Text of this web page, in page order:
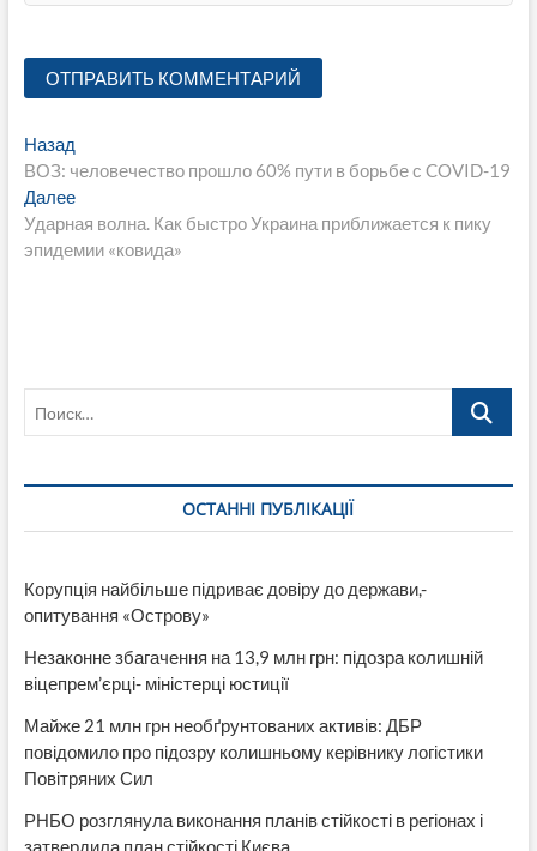
Навигация
по
записям
НазадПредыдущая
запись:
ВОЗ: человечество прошло 60% пути в борьбе с COVID-19
ДалееСледующая
запись:
Ударная волна. Как быстро Украина приближается к пику
эпидемии «ковида»
Поиск…
ОСТАННІ ПУБЛІКАЦІЇ
Корупція найбільше підриває довіру до держави,-
опитування «Острову»
Незаконне збагачення на 13,9 млн грн: підозра колишній
віцепрем’єрці- міністерці юстиції
Майже 21 млн грн необґрунтованих активів: ДБР
повідомило про підозру колишньому керівнику логістики
Повітряних Сил
РНБО розглянула виконання планів стійкості в регіонах і
затвердила план стійкості Києва